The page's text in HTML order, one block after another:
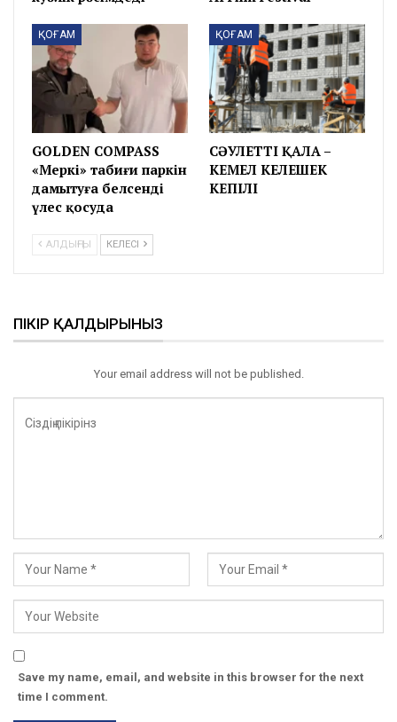
ҚОҒАМ
GOLDEN COMPASS
«Меркі» табиғи паркін
дамытуға белсенді
үлес қосуда
ҚОҒАМ
СӘУЛЕТТІ ҚАЛА –
КЕМЕЛ КЕЛЕШЕК
КЕПІЛІ
АЛДЫҢҒЫ КЕЛЕСІ
ПІКІР ҚАЛДЫРЫНЫЗ
Your email address will not be published.
Save my name, email, and website in this browser for the next
time I comment.